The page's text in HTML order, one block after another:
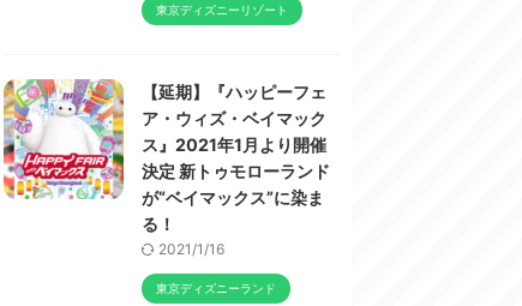
東京ディズニーリゾート
【延期】『ハッピーフェ
ア・ウィズ・ベイマック
ス』2021年1月より開催
決定 新トゥモローランド
が“ベイマックス”に染ま
る！
2021/1/16
東京ディズニーランド